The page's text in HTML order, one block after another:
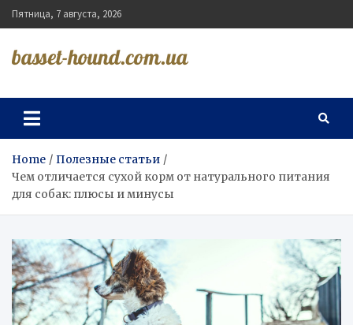
Skip
to
Пятница, 7 августа, 2026
basset-hound.com.ua
Home
Полезные статьи
Чем отличается сухой корм от натурального питания
для собак: плюсы и минусы